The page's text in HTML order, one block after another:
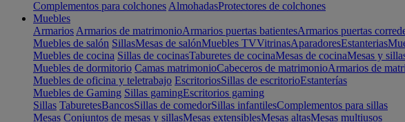
Complementos para colchones AlmohadasProtectores de colchones
Muebles
Armarios Armarios de matrimonioArmarios puertas batientesArmarios puertas
Muebles de salón SillasMesas de salónMuebles TVVitrinasAparadoresEstanterias
Muebles de cocina Sillas de cocinasTaburetes de cocinaMesas de cocinaMesas y
Muebles de dormitorio Camas matrimonioCabeceros de matrimonioArmarios de
Muebles de oficina y teletrabajo EscritoriosSillas de escritorioEstanterías
Muebles de Gaming Sillas gamingEscritorios gaming
Sillas TaburetesBancosSillas de comedorSillas infantilesComplementos para sillas
Mesas Conjuntos de mesas y sillasMesas extensiblesMesas altasMesas multiusos